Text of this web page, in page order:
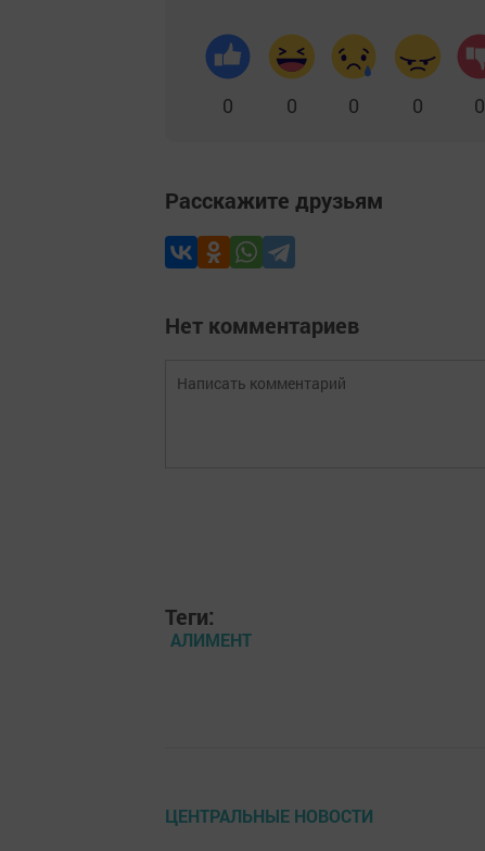
0 0 0 0 0
Расскажите друзьям
Нет комментариев
Теги:
АЛИМЕНТ
ЦЕНТРАЛЬНЫЕ НОВОСТИ